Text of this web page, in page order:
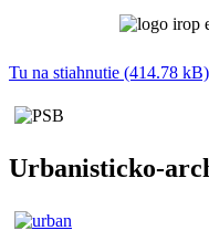
Tu na stiahnutie (414.78 kB)
Urbanisticko-